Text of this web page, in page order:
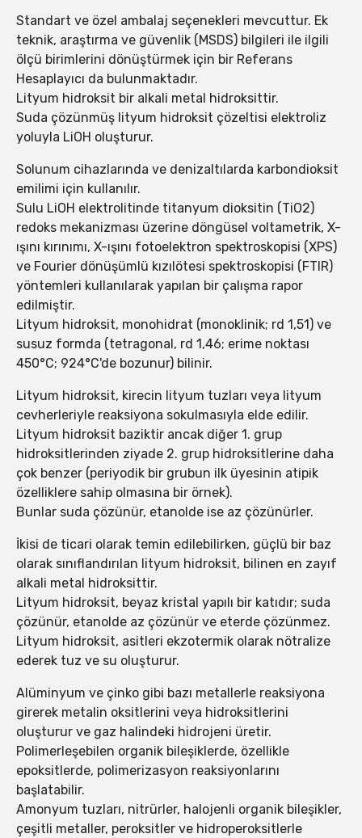
Standart ve özel ambalaj seçenekleri mevcuttur. Ek
teknik, araştırma ve güvenlik (MSDS) bilgileri ile ilgili
ölçü birimlerini dönüştürmek için bir Referans
Hesaplayıcı da bulunmaktadır.
Lityum hidroksit bir alkali metal hidroksittir.
Suda çözünmüş lityum hidroksit çözeltisi elektroliz
yoluyla LiOH oluşturur.
Solunum cihazlarında ve denizaltılarda karbondioksit
emilimi için kullanılır.
Sulu LiOH elektrolitinde titanyum dioksitin (TiO2)
redoks mekanizması üzerine döngüsel voltametrik, X-
ışını kırınımı, X-ışını fotoelektron spektroskopisi (XPS)
ve Fourier dönüşümlü kızılötesi spektroskopisi (FTIR)
yöntemleri kullanılarak yapılan bir çalışma rapor
edilmiştir.
Lityum hidroksit, monohidrat (monoklinik; rd 1,51) ve
susuz formda (tetragonal, rd 1,46; erime noktası
450°C; 924°C'de bozunur) bilinir.
Lityum hidroksit, kirecin lityum tuzları veya lityum
cevherleriyle reaksiyona sokulmasıyla elde edilir.
Lityum hidroksit baziktir ancak diğer 1. grup
hidroksitlerinden ziyade 2. grup hidroksitlerine daha
çok benzer (periyodik bir grubun ilk üyesinin atipik
özelliklere sahip olmasına bir örnek).
Bunlar suda çözünür, etanolde ise az çözünürler.
İkisi de ticari olarak temin edilebilirken, güçlü bir baz
olarak sınıflandırılan lityum hidroksit, bilinen en zayıf
alkali metal hidroksittir.
Lityum hidroksit, beyaz kristal yapılı bir katıdır; suda
çözünür, etanolde az çözünür ve eterde çözünmez.
Lityum hidroksit, asitleri ekzotermik olarak nötralize
ederek tuz ve su oluşturur.
Alüminyum ve çinko gibi bazı metallerle reaksiyona
girerek metalin oksitlerini veya hidroksitlerini
oluşturur ve gaz halindeki hidrojeni üretir.
Polimerleşebilen organik bileşiklerde, özellikle
epoksitlerde, polimerizasyon reaksiyonlarını
başlatabilir.
Amonyum tuzları, nitrürler, halojenli organik bileşikler,
çeşitli metaller, peroksitler ve hidroperoksitlerle